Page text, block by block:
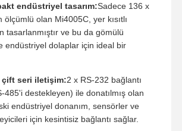
endüstriyel tasarım:Sadece 136 x
ölçümlü olan Mi4005C, yer kısıtlı
tasarlanmıştır ve bu da gömülü
endüstriyel dolaplar için ideal bir
seri iletişim:2 x RS-232 bağlantı
485'i destekleyen) ile donatılmış olan
endüstriyel donanım, sensörler ve
için kesintisiz bağlantı sağlar.